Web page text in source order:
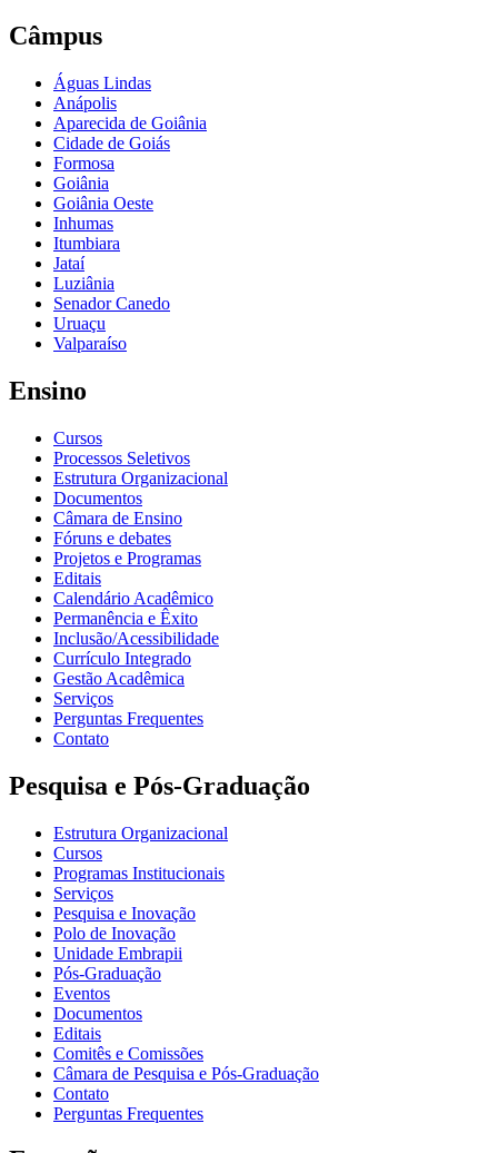
Câmpus
Águas Lindas
Anápolis
Aparecida de Goiânia
Cidade de Goiás
Formosa
Goiânia
Goiânia Oeste
Inhumas
Itumbiara
Jataí
Luziânia
Senador Canedo
Uruaçu
Valparaíso
Ensino
Cursos
Processos Seletivos
Estrutura Organizacional
Documentos
Câmara de Ensino
Fóruns e debates
Projetos e Programas
Editais
Calendário Acadêmico
Permanência e Êxito
Inclusão/Acessibilidade
Currículo Integrado
Gestão Acadêmica
Serviços
Perguntas Frequentes
Contato
Pesquisa e Pós-Graduação
Estrutura Organizacional
Cursos
Programas Institucionais
Serviços
Pesquisa e Inovação
Polo de Inovação
Unidade Embrapii
Pós-Graduação
Eventos
Documentos
Editais
Comitês e Comissões
Câmara de Pesquisa e Pós-Graduação
Contato
Perguntas Frequentes